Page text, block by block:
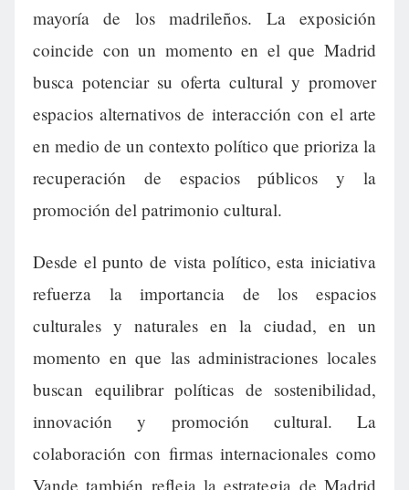
mayoría de los madrileños. La exposición
coincide con un momento en el que Madrid
busca potenciar su oferta cultural y promover
espacios alternativos de interacción con el arte
en medio de un contexto político que prioriza la
recuperación de espacios públicos y la
promoción del patrimonio cultural.
Desde el punto de vista político, esta iniciativa
refuerza la importancia de los espacios
culturales y naturales en la ciudad, en un
momento en que las administraciones locales
buscan equilibrar políticas de sostenibilidad,
innovación y promoción cultural. La
colaboración con firmas internacionales como
Vande también refleja la estrategia de Madrid